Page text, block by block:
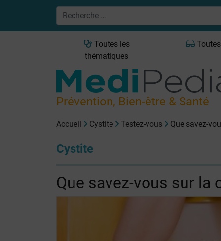
Toutes les
thématiques
Prévention, Bien-être & Santé
Accueil Cystite Testez-vous Que savez-
Cystite
Que savez-vous sur la